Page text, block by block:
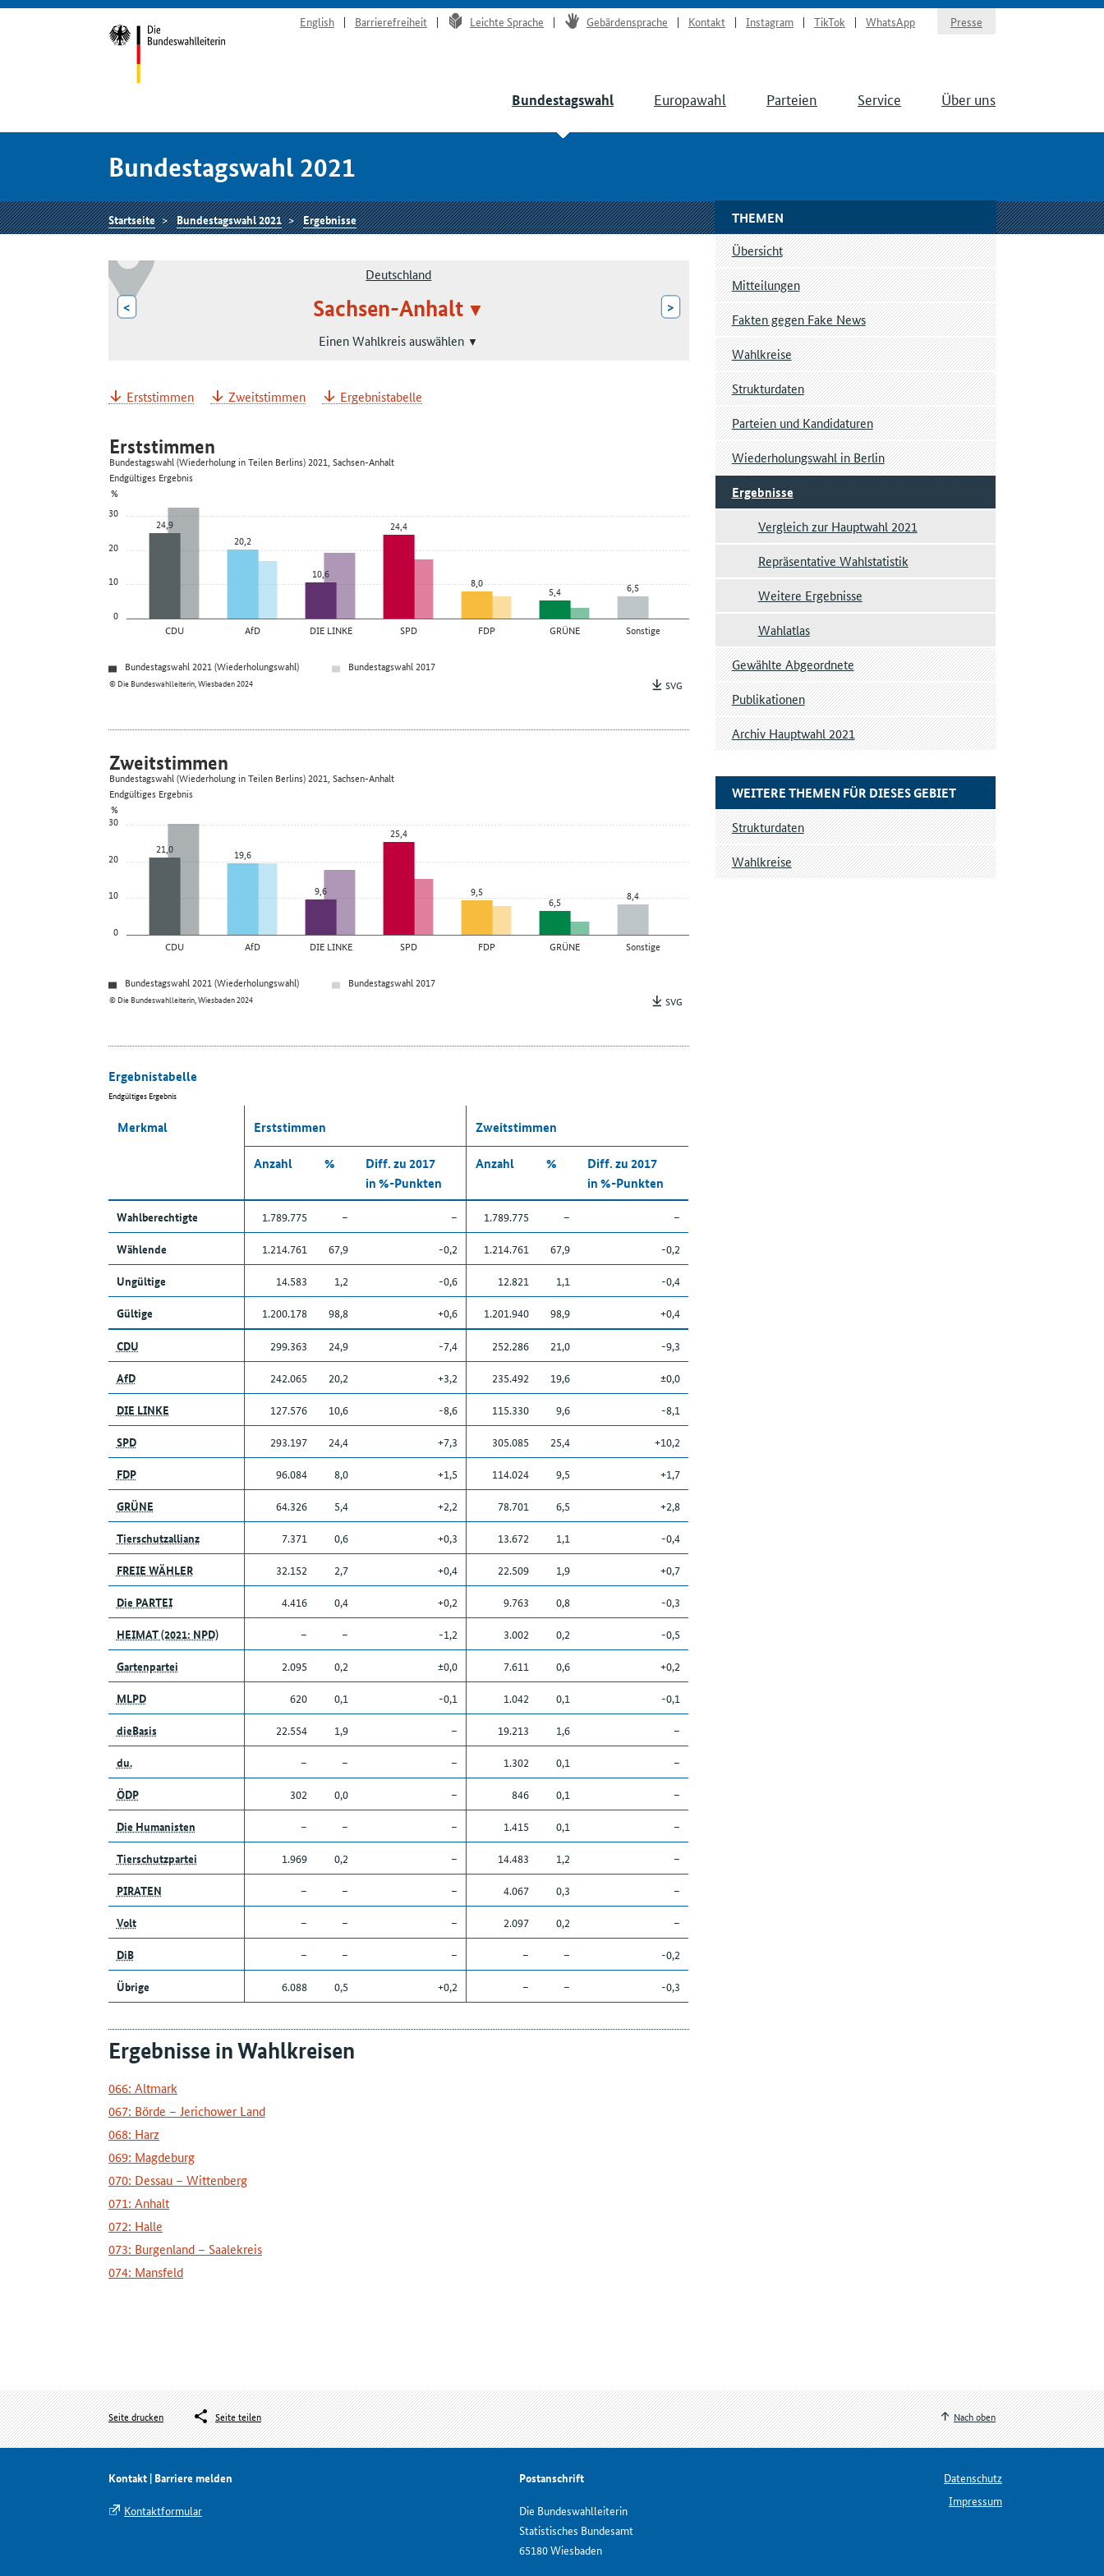
English Barrierefreiheit Leichte Sprache Gebärdensprache Kontakt Instagram TikTok WhatsApp Presse
Bundestagswahl Europawahl Parteien Service Über uns
Bundestagswahl 2021
Startseite Bundestagswahl 2021 Ergebnisse
Deutschland
< Sachsen-Anhalt >
Einen Wahlkreis auswählen
Erststimmen Zweitstimmen Ergebnistabelle
0
10
20
30
%
CDU AfD DIE LINKE SPD FDP GRÜNE Sonstige
24,9
20,2
10,6
24,4
8,0
5,4 6,5
© Die Bundeswahlleiterin, Wiesbaden 2024
Erststimmen
Bundestagswahl (Wiederholung in Teilen Berlins) 2021, Sachsen-Anhalt
Endgültiges Ergebnis
Bundestagswahl 2021 (Wiederholungswahl)
Bundestagswahl 2017
SVG
0
10
20
30
%
CDU AfD DIE LINKE SPD FDP GRÜNE Sonstige
21,0 19,6
9,6
25,4
9,5
6,5 8,4
© Die Bundeswahlleiterin, Wiesbaden 2024
Zweitstimmen
Bundestagswahl (Wiederholung in Teilen Berlins) 2021, Sachsen-Anhalt
Endgültiges Ergebnis
Bundestagswahl 2021 (Wiederholungswahl)
Bundestagswahl 2017
SVG
Ergebnistabelle
Endgültiges Ergebnis
Merkmal Erststimmen
Zweitstimmen
Anzahl
%
Diff. zu 2017
in %-Punkten
Anzahl %
Diff. zu 2017
in %-Punkten
Wahlberechtigte 1.789.775 – – 1.789.775 –
–
Wählende
1.214.761 67,9 -0,2 1.214.761 67,9
-0,2
Ungültige
14.583 1,2 -0,6 12.821 1,1
-0,4
Gültige
1.200.178 98,8 +0,6 1.201.940 98,9
+0,4
CDU
299.363 24,9 -7,4 252.286 21,0
-9,3
AfD
242.065 20,2 +3,2 235.492 19,6
±0,0
DIE LINKE
127.576 10,6 -8,6 115.330 9,6
-8,1
SPD
293.197 24,4 +7,3 305.085 25,4
+10,2
FDP
96.084 8,0 +1,5 114.024 9,5
+1,7
GRÜNE
64.326 5,4 +2,2 78.701 6,5
+2,8
Tierschutzallianz
7.371 0,6 +0,3 13.672 1,1
-0,4
FREIE WÄHLER
32.152 2,7 +0,4 22.509 1,9
+0,7
Die PARTEI
4.416 0,4 +0,2 9.763 0,8
-0,3
HEIMAT (2021: NPD)
– – -1,2 3.002 0,2
-0,5
Gartenpartei
2.095 0,2 ±0,0 7.611 0,6
+0,2
MLPD
620 0,1 -0,1 1.042 0,1
-0,1
dieBasis
22.554 1,9 – 19.213 1,6
–
du.
– – – 1.302 0,1
–
ÖDP
302 0,0 – 846 0,1
–
Die Humanisten
– – – 1.415 0,1
–
Tierschutzpartei
1.969 0,2 – 14.483 1,2
–
PIRATEN
– – – 4.067 0,3
–
Volt
– – – 2.097 0,2
–
DiB
– – – – –
-0,2
Übrige
6.088 0,5 +0,2 – – -0,3
Ergebnisse in Wahlkreisen
066: Altmark
067: Börde – Jerichower Land
068: Harz
069: Magdeburg
070: Dessau – Wittenberg
071: Anhalt
072: Halle
073: Burgenland – Saalekreis
074: Mansfeld
THEMEN
Übersicht
Mitteilungen
Fakten gegen Fake News
Wahlkreise
Strukturdaten
Parteien und Kandidaturen
Wiederholungswahl in Berlin
Ergebnisse
Vergleich zur Hauptwahl 2021
Repräsentative Wahlstatistik
Weitere Ergebnisse
Wahlatlas
Gewählte Abgeordnete
Publikationen
Archiv Hauptwahl 2021
WEITERE THEMEN FÜR DIESES GEBIET
Strukturdaten
Wahlkreise
Seite drucken Seite teilen Nach oben
Kontakt | Barriere melden
Kontaktformular
Postanschrift
Die Bundeswahlleiterin
Statistisches Bundesamt
65180 Wiesbaden
Datenschutz
Impressum